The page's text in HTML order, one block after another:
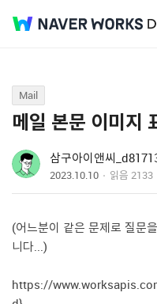
Q&A
Mail
메일 본문 이미지
삼구아이앤씨
2023.10.10 읽음 2133
(어느분이 같은 문제로 질문
니다...)
https://